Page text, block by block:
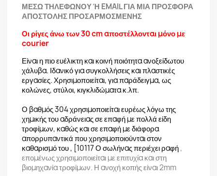
ΜΕΣΩ ΤΗΛΕΦΩΝΟΥ Ή EMAIL ΓΙΑ ΜΙΑ ΠΡΟΣΦΟΡΑ
ΑΠΟΣΤΟΛΗΣ ΠΡΟΣΑΡΜΟΣΜΕΝΗΣ
Οι ρίγες άνω των 30 cm αποστέλλονται μόνο με
courier
Είναι η πιο ευέλικτη και κοινή ποιότητα ανοξείδωτου
χάλυβα. Ιδανικό για συγκολλήσεις και πλαστικές
εργασίες. Χρησιμοποιείται, για παράδειγμα, ως
κολώνες, στύλοι, κιγκλιδώματα κ.λπ.
Ο βαθμός 304 χρησιμοποιείται ευρέως λόγω της
χημικής του αδράνειας σε επαφή με πολλά είδη
τροφίμων, καθώς και σε επαφή με διάφορα
απορρυπαντικά που χρησιμοποιούνται στον
καθαρισμό του , [10117 Ο σωλήνας περιέχει ραφή,
επομένως χρησιμοποιείται με επιτυχία και στη
βιομηχανία τροφίμων. Η ανοχή κοπής είναι 2mm